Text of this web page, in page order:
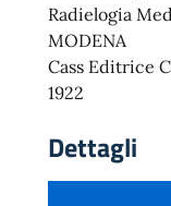
Radielogia
MODENA
Cass Editrice
1922
Dettagli